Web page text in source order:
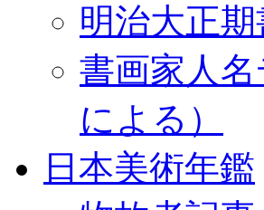
明治大正
書画家人
による）
日本美術年鑑